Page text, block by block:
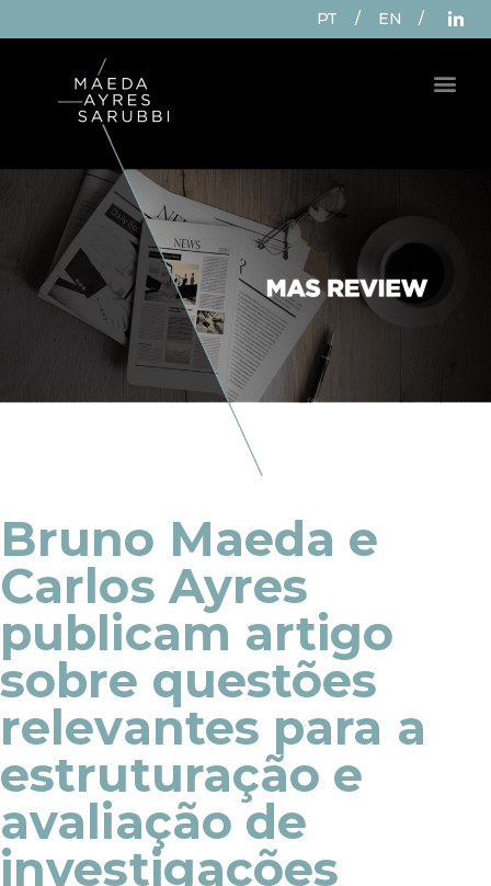
PT / EN /
Bruno Maeda e
Carlos Ayres
publicam artigo
sobre questões
relevantes para a
estruturação e
avaliação de
investigações